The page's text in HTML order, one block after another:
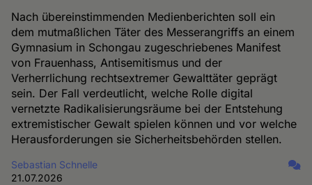
Nach übereinstimmenden Medienberichten soll ein
dem mutmaßlichen Täter des Messerangriffs an einem
Gymnasium in Schongau zugeschriebenes Manifest
von Frauenhass, Antisemitismus und der
Verherrlichung rechtsextremer Gewalttäter geprägt
sein. Der Fall verdeutlicht, welche Rolle digital
vernetzte Radikalisierungsräume bei der Entstehung
extremistischer Gewalt spielen können und vor welche
Herausforderungen sie Sicherheitsbehörden stellen.
Sebastian Schnelle
21.07.2026